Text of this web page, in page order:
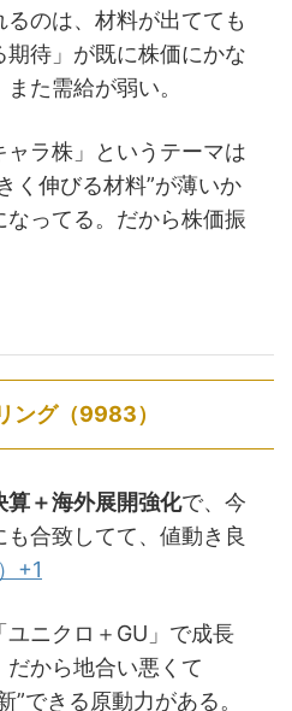
のは、材料が出てても
期待」が既に株価にかな
た需給が弱い。
ャラ株」というテーマは
く伸びる材料”が薄いか
なってる。だから株価振
ング（9983）
算＋海外展開強化で、今
合致してて、値動き良
+1
ユニクロ＋GU」で成長
だから地合い悪くて
”できる原動力がある。